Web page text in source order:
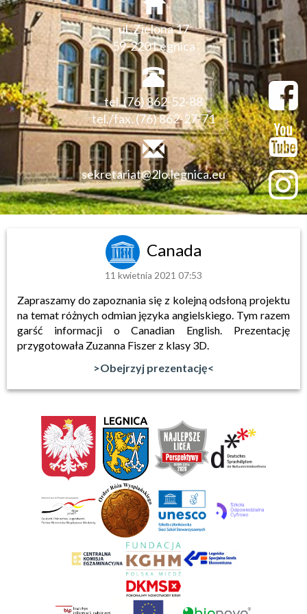
ul. Zielona 17
59-220 Legnica
tel. (76) 862-52-88
tel./fax. (76) 862-27-71
sekretariat@2lo.legnica.eu
Canada
11 kwietnia 2021 07:53
Zapraszamy do zapoznania się z kolejną odsłoną projektu
na temat różnych odmian języka angielskiego. Tym razem
garść informacji o Canadian English. Prezentację
przygotowała Zuzanna Fiszer z klasy 3D.
>Obejrzyj prezentację<